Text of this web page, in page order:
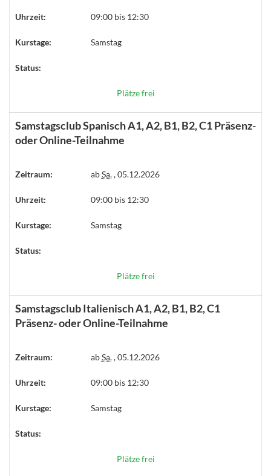
Uhrzeit: 09:00 bis 12:30
Kurstage: Samstag
Status:
Plätze frei
Samstagsclub Spanisch A1, A2, B1, B2, C1 Präsenz-
oder Online-Teilnahme
Zeitraum: abSa., 05.12.2026
Uhrzeit: 09:00 bis 12:30
Kurstage: Samstag
Status:
Plätze frei
Samstagsclub Italienisch A1, A2, B1, B2, C1
Präsenz- oder Online-Teilnahme
Zeitraum: abSa., 05.12.2026
Uhrzeit: 09:00 bis 12:30
Kurstage: Samstag
Status:
Plätze frei